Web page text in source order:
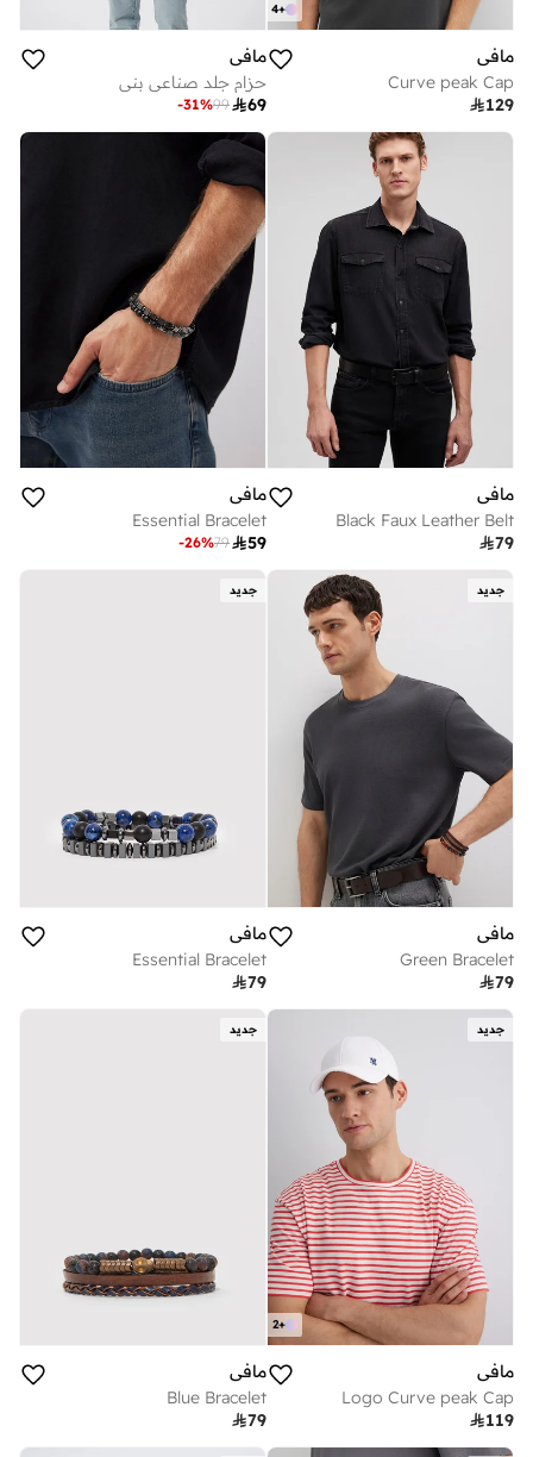
+
4
مافي
Curve peak Cap
129
مافي
حزام جلد صناعي بني
69
99
-31%
مافي
Black Faux Leather Belt
79
مافي
Essential Bracelet
59
79
-26%
جديد
مافي
Green Bracelet
79
جديد
مافي
Essential Bracelet
79
جديد
+
2
مافي
Logo Curve peak Cap
119
جديد
مافي
Blue Bracelet
79